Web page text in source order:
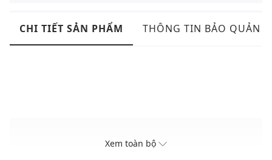
CHI TIẾT SẢN PHẨM THÔNG TIN BẢO QUẢN
Xem toàn bộ